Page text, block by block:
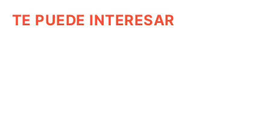
TE PUEDE INTERESAR